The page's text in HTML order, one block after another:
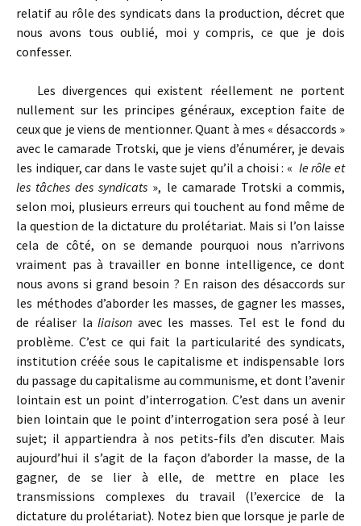
relatif au rôle des syndicats dans la production, décret que
nous avons tous oublié, moi y compris, ce que je dois
confesser.
Les divergences qui existent réellement ne portent
nullement sur les principes généraux, exception faite de
ceux que je viens de mentionner. Quant à mes « désaccords »
avec le camarade Trotski, que je viens d’énumérer, je devais
les indiquer, car dans le vaste sujet qu’il a choisi : « le rôle et
les tâches des syndicats », le camarade Trotski a commis,
selon moi, plusieurs erreurs qui touchent au fond même de
la question de la dictature du prolétariat. Mais si l’on laisse
cela de côté, on se demande pourquoi nous n’arrivons
vraiment pas à travailler en bonne intelligence, ce dont
nous avons si grand besoin ? En raison des désaccords sur
les méthodes d’aborder les masses, de gagner les masses,
de réaliser laliaisonavec les masses. Tel est le fond du
problème. C’est ce qui fait la particularité des syndicats,
institution créée sous le capitalisme et indispensable lors
du passage du capitalisme au communisme, et dont l’avenir
lointain est un point d’interrogation. C’est dans un avenir
bien lointain que le point d’interrogation sera posé à leur
sujet; il appartiendra à nos petits-fils d’en discuter. Mais
aujourd’hui il s’agit de la façon d’aborder la masse, de la
gagner, de se lier à elle, de mettre en place les
transmissions complexes du travail (l’exercice de la
dictature du prolétariat). Notez bien que lorsque je parle de